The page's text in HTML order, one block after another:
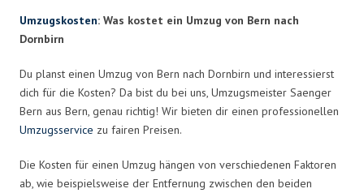
Umzugskosten: Was kostet ein Umzug von Bern nach
Dornbirn
Du planst einen Umzug von Bern nach Dornbirn und interessierst
dich für die Kosten? Da bist du bei uns, Umzugsmeister Saenger
Bern aus Bern, genau richtig! Wir bieten dir einen professionellen
Umzugsservice zu fairen Preisen.
Die Kosten für einen Umzug hängen von verschiedenen Faktoren
ab, wie beispielsweise der Entfernung zwischen den beiden